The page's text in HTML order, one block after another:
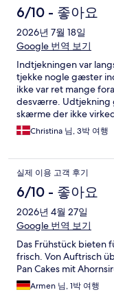
6/10 - 좋아요
2026년 7월 18일
Google 번역 보기
Indtjekningen var
tjekke nogle gæster
ikke var ret mange
desværre. Udtjekning
skærme der ikke
sprogkundskaber.
levede op til
Christina 님, 3박 여행
실제 이용 고객 후기
6/10 - 좋아요
2026년 4월 27일
Google 번역 보기
Das Frühstück bieten
frisch. Von Auftrisch
Pan Cakes mit
Armen 님, 1박 여행